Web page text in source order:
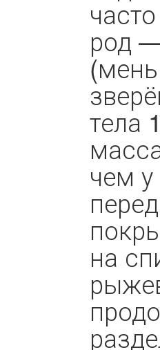
род
тела
чем
на